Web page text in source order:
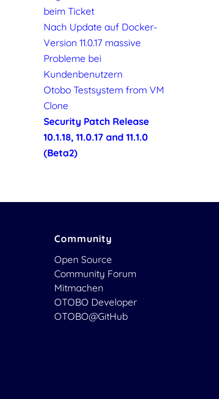
beim Ticket
Nach Update auf Docker-
Version 11.0.17 massive
Probleme bei
Kundenbenutzern
Otobo Testsystem from VM
Clone
Security Patch Release
10.1.18, 11.0.17 and 11.1.0
(Beta2)
Community
Open Source
Community Forum
Mitmachen
OTOBO Developer
OTOBO@GitHub